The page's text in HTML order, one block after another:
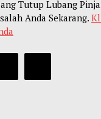
Tutup Lubang
Anda Sekarang.